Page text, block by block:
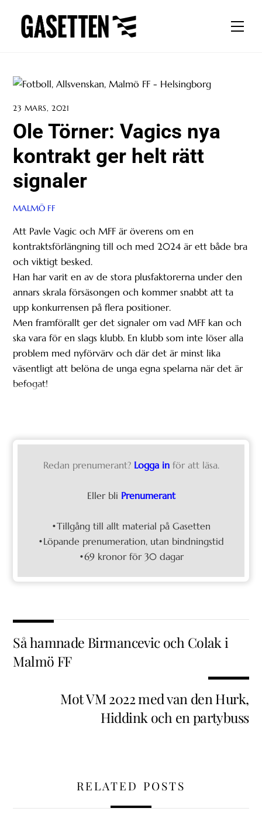
content
23 MARS, 2021
Ole Törner: Vagics nya
kontrakt ger helt rätt
signaler
MALMÖ FF
Att Pavle Vagic och MFF är överens om en
kontraktsförlängning till och med 2024 är ett både bra
och viktigt besked.
Han har varit en av de stora plusfaktorerna under den
annars skrala försäsongen och kommer snabbt att ta
upp konkurrensen på flera positioner.
Men framförallt ger det signaler om vad MFF kan och
ska vara för en slags klubb. En klubb som inte löser alla
problem med nyförvärv och där det är minst lika
väsentligt att belöna de unga egna spelarna när det är
befogat!
Redan prenumerant? Logga in för att läsa.
Eller bli Prenumerant
•Tillgång till allt material på Gasetten
•Löpande prenumeration, utan bindningstid
•69 kronor för 30 dagar
Så hamnade Birmancevic och Colak i
Malmö FF
Mot VM 2022 med van den Hurk,
Hiddink och en partybuss
RELATED POSTS